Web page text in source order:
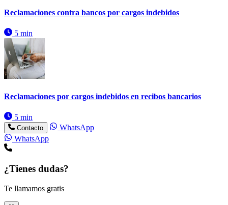
Reclamaciones contra bancos por cargos indebidos
5 min
Reclamaciones por cargos indebidos en recibos bancarios
5 min
Contacto
WhatsApp
WhatsApp
¿Tienes dudas?
Te llamamos gratis